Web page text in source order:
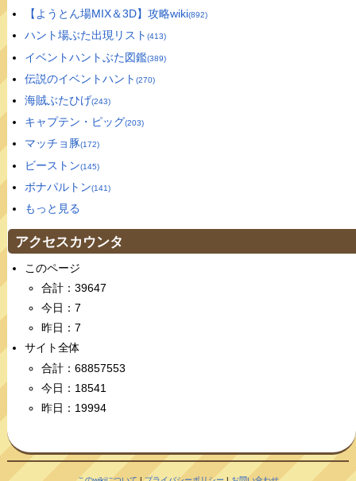
【ようとん場MIX＆3D】攻略wiki(892)
ハント場ぶた出現リスト (413)
イベントハントぶた図鑑(389)
伝説のイベントハント (270)
海賊ぶたひげ(243)
キャプテン・ピッグ(203)
マッチョ豚(172)
ビーストン(145)
ボナパルトン(141)
もっと見る
アクセスカウンタ
このページ
合計：39647
今日：7
昨日：7
サイト全体
合計：68857553
今日：18541
昨日：19994